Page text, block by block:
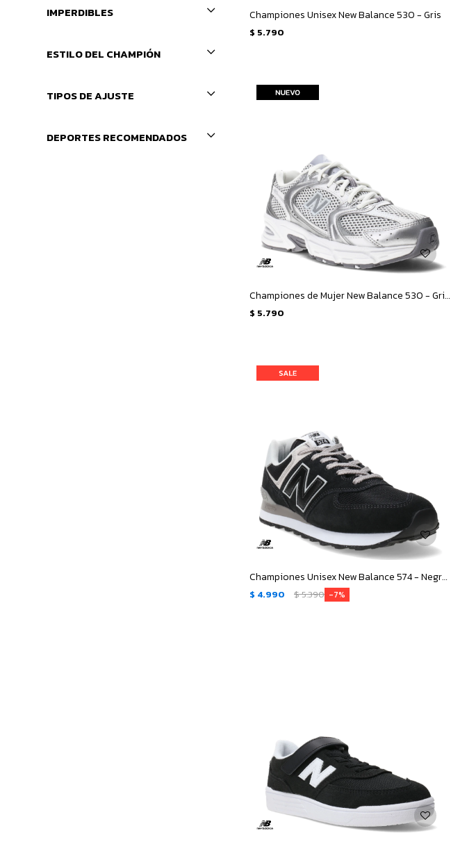
Championes Unisex New Balance 530 - Gris
$ 5.790
Championes de Mujer New Balance 530 - Gris Metalizado
$ 5.790
Championes Unisex New Balance 574 - Negro - Gris
$ 4.990 $5.390 7
IMPERDIBLES
ESTILO DEL CHAMPIÓN
TIPOS DE AJUSTE
DEPORTES RECOMENDADOS